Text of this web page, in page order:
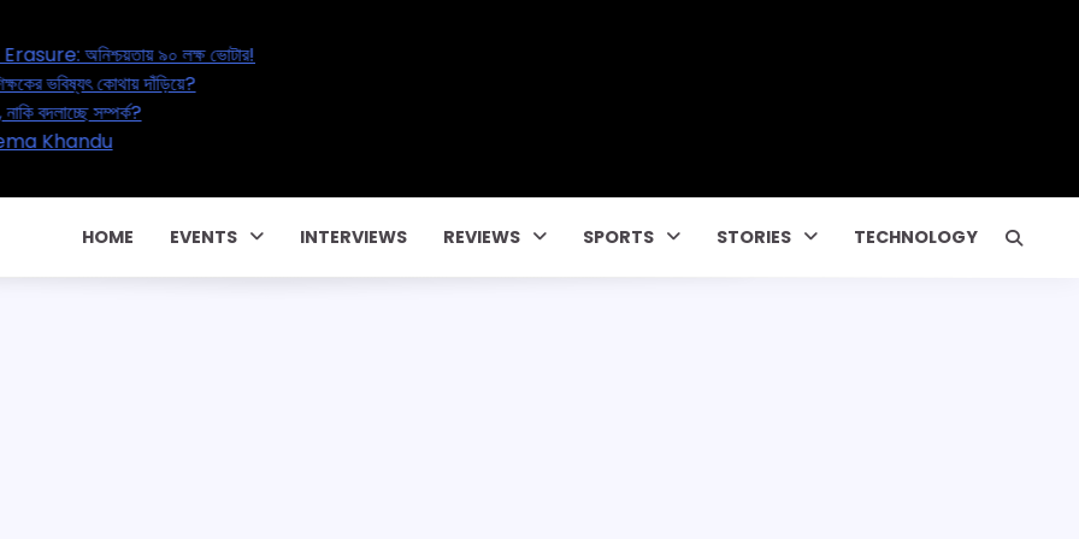
Great Electoral Erasure: অনিশ্চয়তায় ৯০ লক্ষ ভোটার!
Reset: ২০ লক্ষ শিক্ষকের ভবিষ্যৎ কোথায় দাঁড়িয়ে?
– বাড়ছে পরকীয়া, নাকি বদলাচ্ছে সম্পর্ক?
পারিবারিক কন্ট্রাক্টে! CM Pema Khandu
HOME EVENTS INTERVIEWS REVIEWS SPORTS STORIES TECHNOLOGY